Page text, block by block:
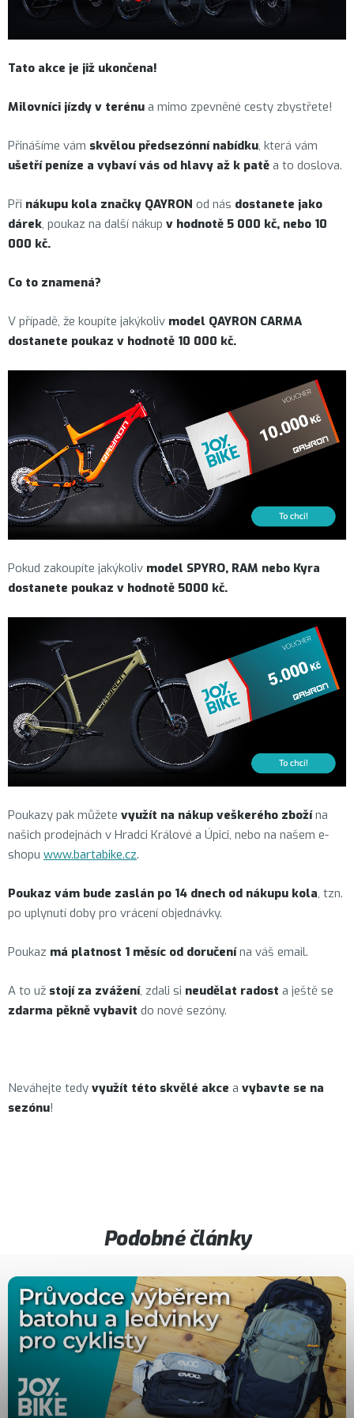
Tato akce je již ukončena!
Milovníci jízdy v terénu a mimo zpevněné cesty zbystřete!
Přinášíme vám skvělou předsezónní nabídku, která vám
ušetří peníze a vybaví vás od hlavy až k patě a to doslova.
Při nákupu kola značky QAYRON od nás dostanete jako
dárek, poukaz na další nákup v hodnotě 5 000 kč, nebo 10
000 kč.
Co to znamená?
V případě, že koupíte jakýkoliv model QAYRON CARMA
dostanete poukaz v hodnotě 10 000 kč.
Pokud zakoupíte jakýkoliv model SPYRO, RAM nebo Kyra
dostanete poukaz v hodnotě 5000 kč.
Poukazy pak můžete využít na nákup veškerého zbožína
našich prodejnách v Hradci Králové a Úpici, nebo na našem e-
shopu www.bartabike.cz.
Poukaz vám bude zaslán po 14 dnech od nákupu kola, tzn.
po uplynutí doby pro vrácení objednávky.
Poukaz má platnost 1 měsíc od doručenína váš email.
A to už stojí za zvážení, zdali si neudělat radost a ještě se
zdarma pěkně vybavit do nové sezóny.
Neváhejte tedy využít této skvělé akce a vybavte se na
sezónu!
Podobné články